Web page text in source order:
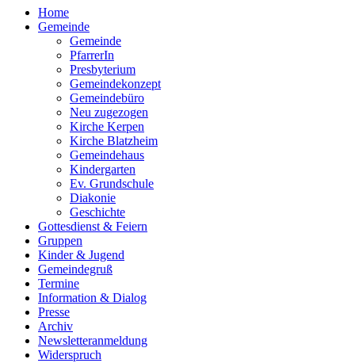
Home
Gemeinde
Gemeinde
PfarrerIn
Presbyterium
Gemeindekonzept
Gemeindebüro
Neu zugezogen
Kirche Kerpen
Kirche Blatzheim
Gemeindehaus
Kindergarten
Ev. Grundschule
Diakonie
Geschichte
Gottesdienst & Feiern
Gruppen
Kinder & Jugend
Gemeindegruß
Termine
Information & Dialog
Presse
Archiv
Newsletteranmeldung
Widerspruch